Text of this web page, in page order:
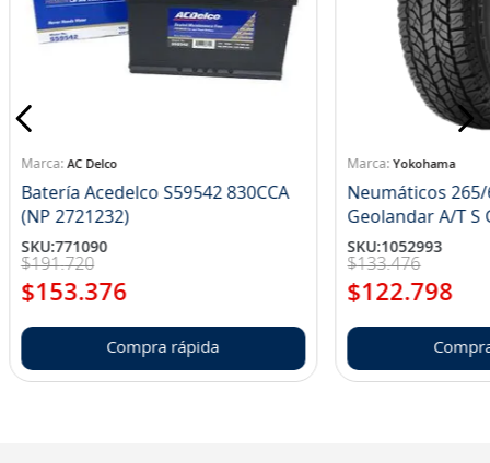
AC Delco
Batería Acedelco S59542 830CCA
(NP 2721232)
SKU:771090
$191.720
$153.376
Compra rápida
Yokohama
Neumáticos 265/
SKU:1052993
$133.476
$122.798